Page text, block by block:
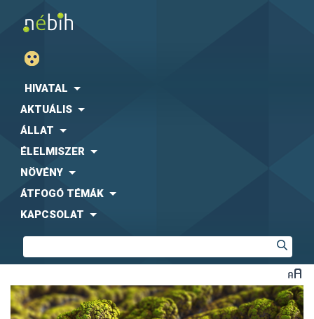
HIVATAL
AKTUÁLIS
ÁLLAT
ÉLELMISZER
NÖVÉNY
ÁTFOGÓ TÉMÁK
KAPCSOLAT